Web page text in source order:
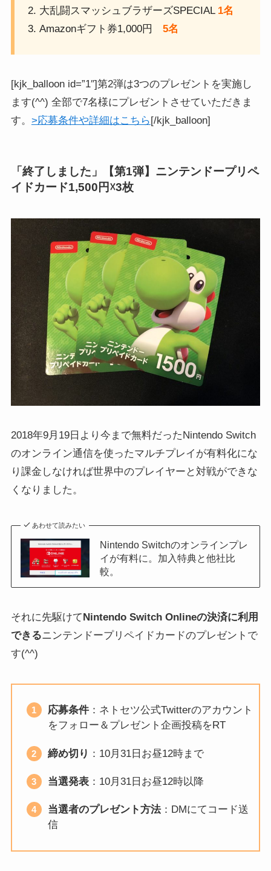
大乱闘スマッシュブラザーズSPECIAL 1名
Amazonギフト券1,000円 5名
[kjk_balloon id=”1″]第2弾は3つのプレゼントを実施し
ます(^^) 全部で7名様にプレゼントさせていただきま
す。 >応募条件や詳細はこちら [/kjk_balloon]
「終了しました」【第1弾】ニンテンドープリペ
イドカード1,500円☓3枚
2018年9月19日より今まで無料だったNintendo Switch
のオンライン通信を使ったマルチプレイが有料化にな
り課金しなければ世界中のプレイヤーと対戦ができな
くなりました。
あわせて読みたい
Nintendo Switchのオンラインプレ
イが有料に。加入特典と他社比
較。
それに先駆けてNintendo Switch Onlineの決済に利用
できるニンテンドープリペイドカードのプレゼントで
す(^^)
応募条件 ：ネトセツ公式Twitterのアカウント
をフォロー＆プレゼント企画投稿をRT
締め切り ：10月31日お昼12時まで
当選発表 ：10月31日お昼12時以降
当選者のプレゼント方法 ：DMにてコード送
信